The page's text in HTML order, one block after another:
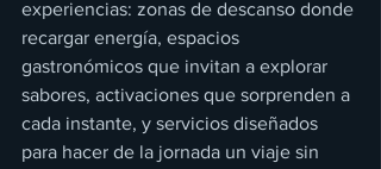
experiencias: zonas de descanso donde
recargar energía, espacios
gastronómicos que invitan a explorar
sabores, activaciones que sorprenden a
cada instante, y servicios diseñados
para hacer de la jornada un viaje sin